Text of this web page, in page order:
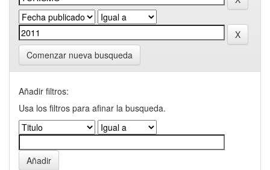
Comenzar nueva busqueda
Añadir filtros:
Usa los filtros para afinar la busqueda.